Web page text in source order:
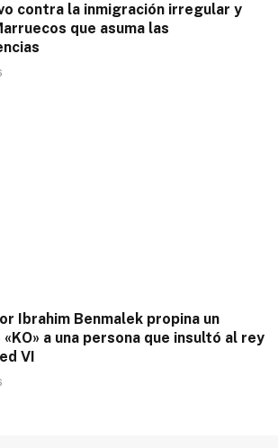
contra la inmigración irregular y
que asuma las
Ibrahim Benmalek propina un
a una persona que insultó al rey
VI